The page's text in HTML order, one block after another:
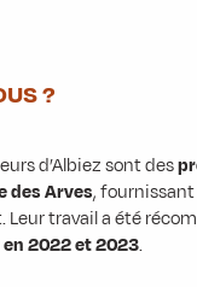
?
d’Albiez sont des
des Arves, fournissant
travail a été
en 2022 et 2023.